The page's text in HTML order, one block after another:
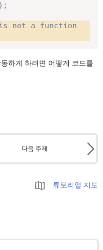
) ;
not a function
하게 하려면 어떻게 코드를
다음 주제
튜토리얼 지도